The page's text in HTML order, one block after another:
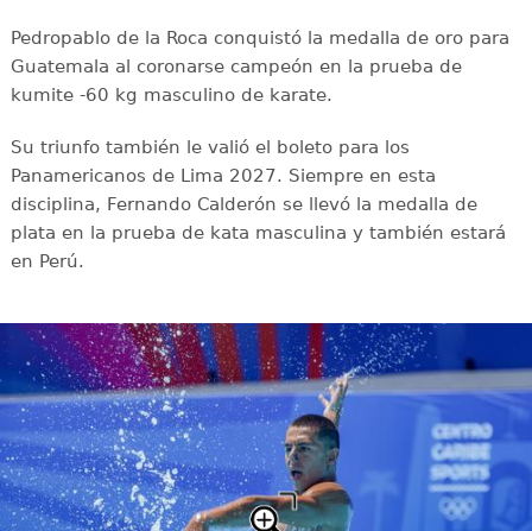
Pedropablo de la Roca conquistó la medalla de oro para
Guatemala al coronarse campeón en la prueba de
kumite -60 kg masculino de karate.
Su triunfo también le valió el boleto para los
Panamericanos de Lima 2027. Siempre en esta
disciplina, Fernando Calderón se llevó la medalla de
plata en la prueba de kata masculina y también estará
en Perú.